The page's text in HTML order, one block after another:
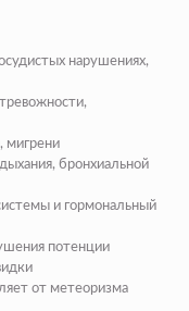
нарушениях,
мигрени
бронхиальной
и гормональный
потенции
от метеоризма